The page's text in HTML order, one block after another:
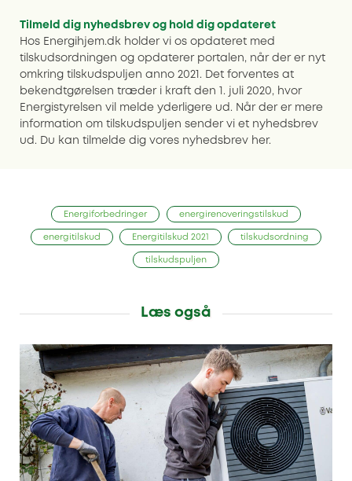
Tilmeld dig nyhedsbrev og hold dig opdateret
Hos Energihjem.dk holder vi os opdateret med
tilskudsordningen og opdaterer portalen, når der er nyt
omkring tilskudspuljen anno 2021. Det forventes at
bekendtgørelsen træder i kraft den 1. juli 2020, hvor
Energistyrelsen vil melde yderligere ud. Når der er mere
information om tilskudspuljen sender vi et nyhedsbrev
ud. Du kan tilmelde dig vores nyhedsbrev her.
Energiforbedringer energirenoveringstilskud
energitilskud Energitilskud 2021 tilskudsordning
tilskudspuljen
Læs også